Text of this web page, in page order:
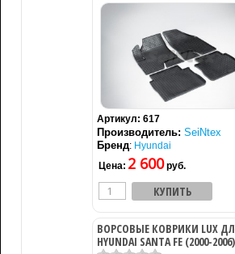
Артикул: 617
Производитель: SeiNtex
Бренд: Hyundai
Цена: 2 600руб.
ВОРСОВЫЕ КОВРИКИ LUX
HYUNDAI SANTA FE (2000-2006)